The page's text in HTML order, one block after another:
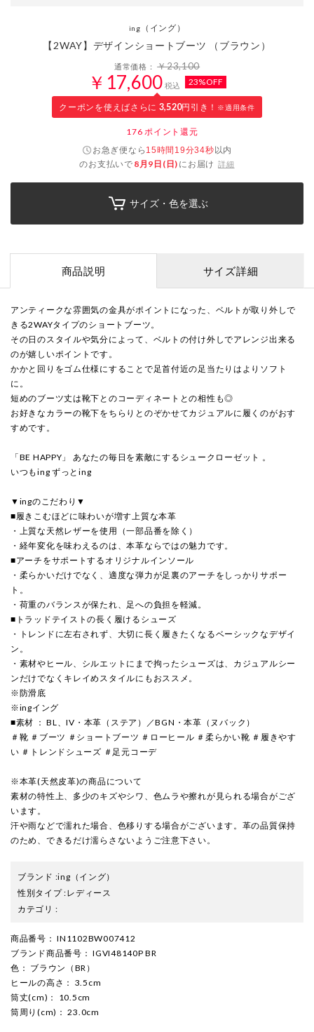
ing （イング）
【2WAY】デザインショートブーツ （ブラウン）
通常価格：￥23,100
￥17,600 税込 23%OFF
クーポンを使えばさらに 3,520円引き！ ※適用条件
176 ポイント還元
お急ぎ便なら 15時間19分34秒以内
のお支払いで 8月9日(日) にお届け 詳細
サイズ・色を選ぶ
商品説明 サイズ詳細
アンティークな雰囲気の金具がポイントになった、ベルトが取り外しで
きる2WAYタイプのショートブーツ。
その日のスタイルや気分によって、ベルトの付け外しでアレンジ出来る
のが嬉しいポイントです。
かかと回りをゴム仕様にすることで足首付近の足当たりはよりソフト
に。
短めのブーツ丈は靴下とのコーディネートとの相性も◎
お好きなカラーの靴下をちらりとのぞかせてカジュアルに履くのがおす
すめです。
「BE HAPPY」 あなたの毎日を素敵にするシュークローゼット 。
いつもing ずっとing
▼ingのこだわり▼
■履きこむほどに味わいが増す上質な本革
・上質な天然レザーを使用（一部品番を除く）
・経年変化を味わえるのは、本革ならではの魅力です。
■アーチをサポートするオリジナルインソール
・柔らかいだけでなく、適度な弾力が足裏のアーチをしっかりサポー
ト。
・荷重のバランスが保たれ、足への負担を軽減。
■トラッドテイストの長く履けるシューズ
・トレンドに左右されず、大切に長く履きたくなるベーシックなデザイ
ン。
・素材やヒール、シルエットにまで拘ったシューズは、カジュアルシー
ンだけでなくキレイめスタイルにもおススメ。
※防滑底
※ingイング
■素材 ： BL、IV・本革（ステア）／BGN・本革（ヌバック）
＃靴 ＃ブーツ ＃ショートブーツ ＃ローヒール ＃柔らかい靴 ＃履きやす
い ＃トレンドシューズ ＃足元コーデ
※本革(天然皮革)の商品について
素材の特性上、多少のキズやシワ、色ムラや擦れが見られる場合がござ
います。
汗や雨などで濡れた場合、色移りする場合がございます。革の品質保持
のため、できるだけ濡らさないようご注意下さい。
ブランド :ing （イング）
性別タイプ:レディース
カテゴリ :
商品番号 ： IN1102BW007412
ブランド商品番号 ： IGVI48140P BR
色 ： ブラウン（BR）
ヒールの高さ ： 3.5cm
筒丈(cm) ： 10.5cm
筒周り(cm) ： 23.0cm